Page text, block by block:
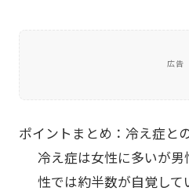
広告
ポイントまとめ：冷え症と
冷え症は女性に多いが
性では約半数が自覚し